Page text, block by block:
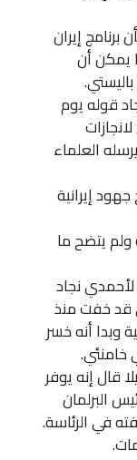
إيران
يمكن أن
قوله يوم
العلماء
إيرانية
ولم يتضح ما
لأحمدي نجاد
قد خفت منذ
وبدا أنه خسر
خامنئي.
قال إنه يوفر
البرلمان
في الرئاسة.